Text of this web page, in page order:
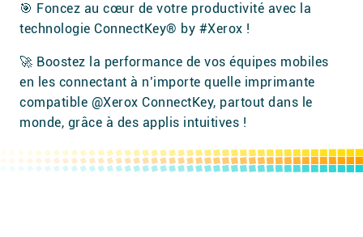
🎯 Foncez au cœur de votre productivité avec la
technologie ConnectKey® by #Xerox !
🚀 Boostez la performance de vos équipes mobiles
en les connectant à n’importe quelle imprimante
compatible @Xerox ConnectKey, partout dans le
monde, grâce à des applis intuitives !